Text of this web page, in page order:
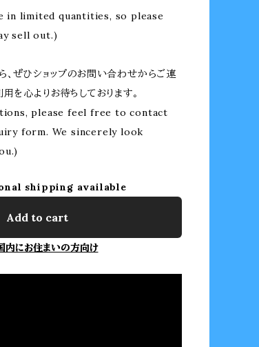
in limited quantities, so please
sell out.)
、ぜひショップのお問い合わせからご連
を心よりお待ちしております。
please feel free to contact
form. We sincerely look
shipping available
Add to cart
内にお住まいの方向け